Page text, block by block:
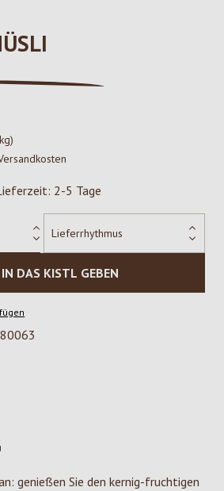
2-5 Tage
IN DAS KISTL GEBEN
genießen Sie den kernig-fruchtigen